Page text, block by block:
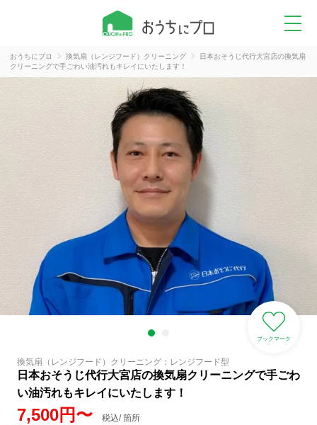
おうちにプロ 換気扇（レンジフード）クリーニング
日本おそうじ代行大宮店の換気扇
クリーニングで手ごわい油汚れもキレイにいたします！
ブックマーク
換気扇（レンジフード）クリーニング：レンジフード型
日本おそうじ代行大宮店の換気扇クリーニングで手ごわ
い油汚れもキレイにいたします！
7,500円〜
税込/ 箇所